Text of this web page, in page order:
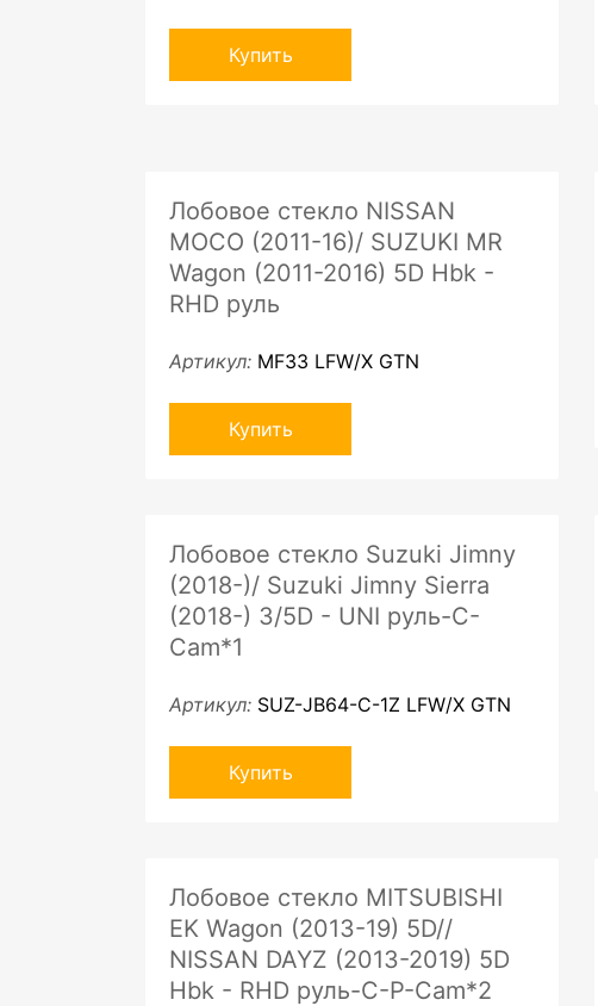
Купить
Лобовое стекло NISSAN
MOCO (2011-16)/ SUZUKI MR
Wagon (2011-2016) 5D Hbk -
RHD руль
Артикул: MF33 LFW/X GTN
Купить
Лобовое стекло Suzuki Jimny
(2018-)/ Suzuki Jimny Sierra
(2018-) 3/5D - UNI руль-C-
Cam*1
Артикул: SUZ-JB64-C-1Z LFW/X GTN
Купить
Лобовое стекло MITSUBISHI
EK Wagon (2013-19) 5D//
NISSAN DAYZ (2013-2019) 5D
Hbk - RHD руль-C-P-Cam*2